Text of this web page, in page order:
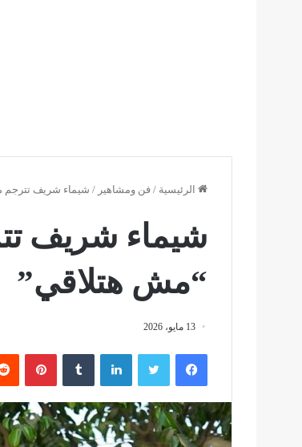
الرئيسية / فن ومشاهير / شيماء شريف تترجم
شيماء شريف
“مش هتلاقي”
13 مايو، 2026
فيسبوك تويتر لينكدإن